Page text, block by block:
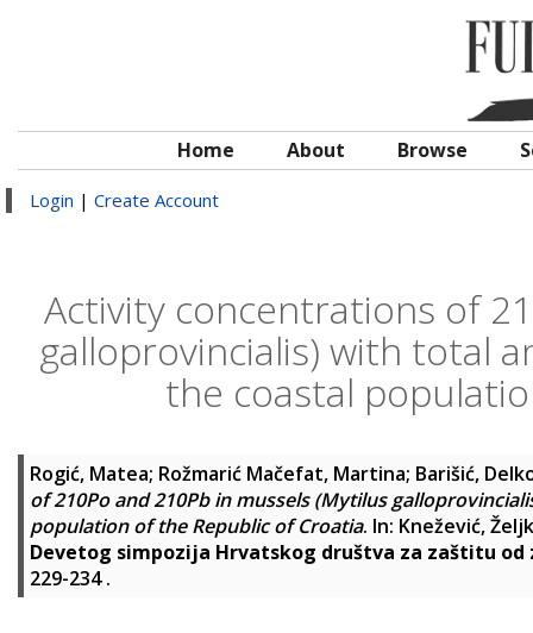
Home About Browse
Login | Create Account
Activity concentrations of
galloprovincialis) with total
the coastal
Rogić, Matea; Rožmarić Mačefat, Martina; Barišić,
of 210Po and 210Pb in mussels (Mytilus
population of the Republic of Croatia. In: Knežević,
Devetog simpozija Hrvatskog društva za zaštitu od
229-234.